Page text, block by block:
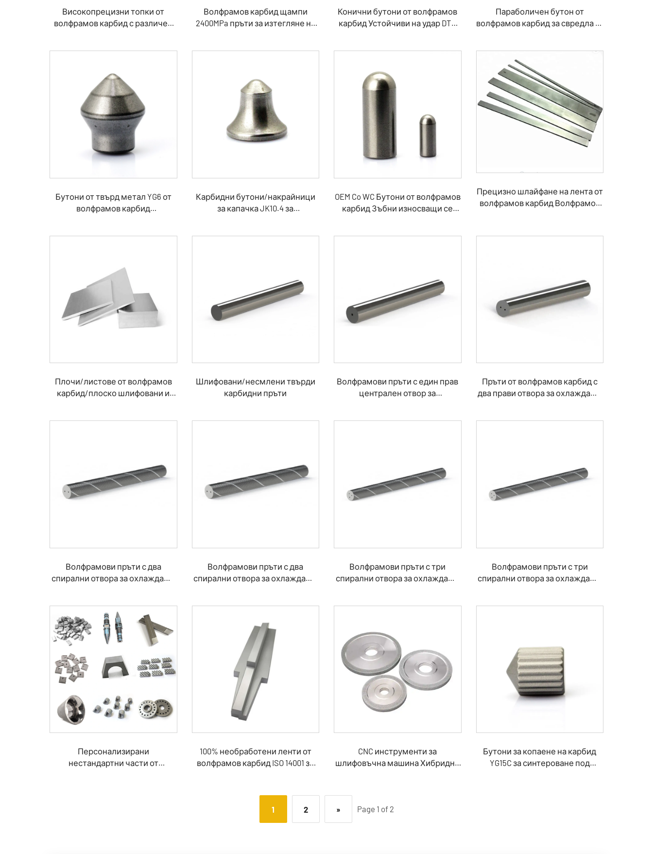
Високопрецизни топки от
волфрамов карбид с различен
Волфрамов карбид щампи
2400MPa пръти за изтегляне на
Конични бутони от волфрамов
карбид Устойчиви на удар DTH
Параболичен бутон от
волфрамов карбид за свредла за
Бутони от твърд метал YG6 от
волфрамов карбид
Карбидни бутони/накрайници
за капачка JK10.4 за
OEM Co WC Бутони от волфрамов
карбид Зъбни износващи се
Прецизно шлайфане на лента от
волфрамов карбид Волфрамов
Плочи/листове от волфрамов
карбид/плоско шлифовани и
Шлифовани/несмлени твърди
карбидни пръти
Волфрамови пръти с един прав
централен отвор за
Пръти от волфрамов карбид с
два прави отвора за охлаждаща
Волфрамови пръти с два
спирални отвора за охлаждаща
Волфрамови пръти с два
спирални отвора за охлаждаща
Волфрамови пръти с три
спирални отвора за охлаждаща
Волфрамови пръти с три
спирални отвора за охлаждаща
Персонализирани
нестандартни части от
100% необработени ленти от
волфрамов карбид ISO 14001 за
CNC инструменти за
шлифовъчна машина Хибридни
Бутони за копаене на карбид
YG15C за синтероване под
1 2 » Page 1 of 2